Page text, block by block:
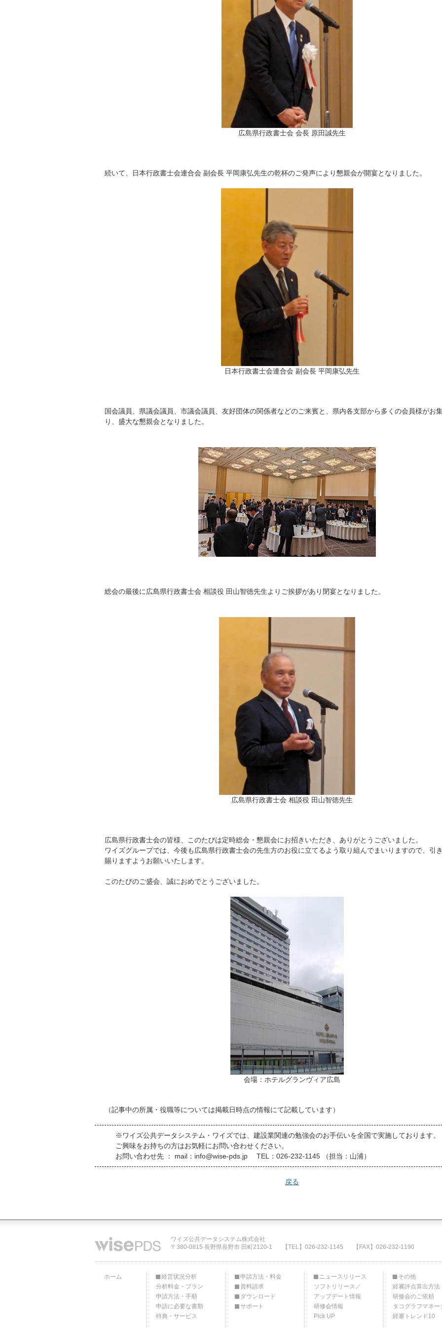
広島県行政書士会 会長 原田誠先生
続いて、日本行政書士会連合会 副会長 平岡康弘先生の乾杯のご発声により懇親会が開宴となりました。
日本行政書士会連合会 副会長 平岡康弘先生
国会議員、県議会議員、市議会議員、友好団体の関係者などのご来賓と、県内各支部から多くの会員様がお
り、盛大な懇親会となりました。
総会の最後に広島県行政書士会 相談役 田山智徳先生よりご挨拶があり閉宴となりました。
広島県行政書士会 相談役 田山智徳先生
広島県行政書士会の皆様、このたびは定時総会・懇親会にお招きいただき、ありがとうございました。
ワイズグループでは、今後も広島県行政書士会の先生方のお役に立てるよう取り組んでまいりますので、引
賜りますようお願いいたします。
このたびのご盛会、誠におめでとうございました。
会場：ホテルグランヴィア広島
（記事中の所属・役職等については掲載日時点の情報にて記載しています）
※ワイズ公共データシステム・ワイズでは、建設業関連の勉強会のお手伝いを全国で実施しております。
ご興味をお持ちの方はお気軽にお問い合わせください。
お問い合わせ先 ： mail：info@wise-pds.jp TEL：026-232-1145 （担当：山浦）
戻る
ワイズ公共データシステム株式会社
〒380-0815 長野県長野市 田町2120-1
【TEL】026-232-1145 【FAX】026-232-1190
ホーム
経営状況分析
分析料金・プラン
申請方法・手順
申請に必要な書類
特典・サービス
申請方法・料金
資料請求
ダウンロード
サポート
ニュースリリース
ソフトリリース／
アップデート情報
研修会情報
Pick UP
その他
経審評点算出方法
研修会のご依頼
タコグラフマネー
経審トレンド10